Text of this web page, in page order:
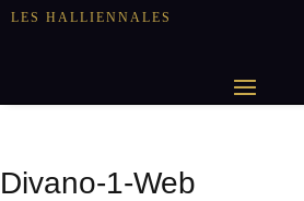
LES HALLIENNALES
Divano-1-Web